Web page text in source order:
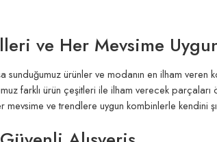
ve Her Mevsime
sunduğumuz ürünler ve modanın en ilham veren
farklı ürün çeşitleri ile ilham verecek
mevsime ve trendlere uygun kombinlerle kendini